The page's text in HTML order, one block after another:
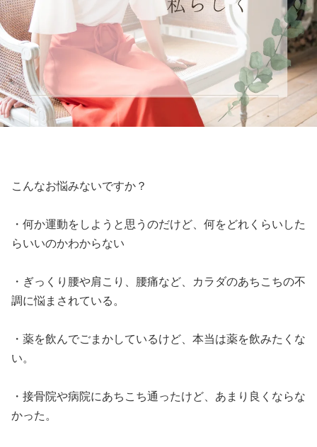
こんなお悩みないですか？
・何か運動をしようと思うのだけど、何をどれくらいした
らいいのかわからない
・ぎっくり腰や肩こり、腰痛など、カラダのあちこちの不
調に悩まされている。
・薬を飲んでごまかしているけど、本当は薬を飲みたくな
い。
・接骨院や病院にあちこち通ったけど、あまり良くならな
かった。